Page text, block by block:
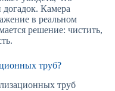
догадок. Камера
в реальном
решение: чистить,
труб?
труб